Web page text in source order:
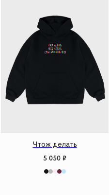
Чтож делать
5 050 ₽